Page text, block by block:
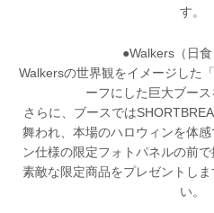
す。
●Walkers（日
Walkersの世界観をイメージした
ーフにした巨大ブース
さらに、ブースでは
舞われ、本場のハロウィンを体
ン仕様の限定フォトパネルの前
素敵な限定商品をプレゼントし
い。